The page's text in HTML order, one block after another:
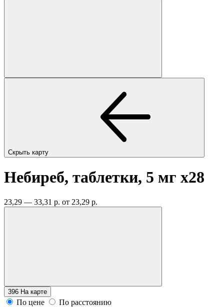
Скрыть карту
Небиреб, таблетки, 5 мг x28
23,29 — 33,31 р. от 23,29 р.
396 На карте
По цене
По расстоянию